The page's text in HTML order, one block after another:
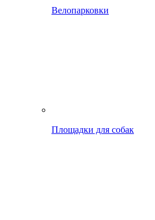
Велопарковки
Площадки для собак